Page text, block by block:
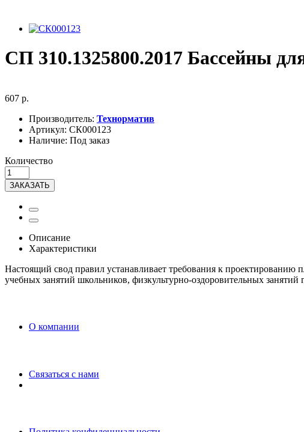
СП 310.1325800.2017 Бассейны
607 р.
Производитель: Технорматив
Артикул: СК000123
Наличие: Под заказ
Количество
ЗАКАЗАТЬ
Описание
Характеристики
Настоящий свод правил устанавливает требования к проектированию
учебных занятий школьников, физкультурно-оздоровительных
O компании
Связаться с нами